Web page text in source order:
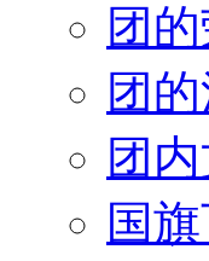
团
团
团
国